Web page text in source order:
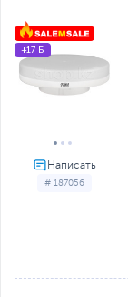
# 187056
+17 Б